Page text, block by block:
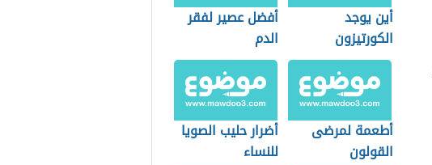
أين يوجد
الكورتيزون
الطبيعي
أفضل عصير لفقر
الدم
أطعمة لمرضى
القولون
أضرار حليب الصويا
للنساء